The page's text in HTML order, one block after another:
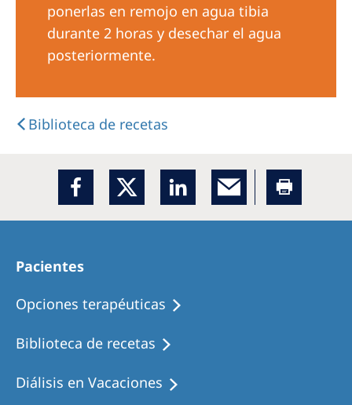
ponerlas en remojo en agua tibia
durante 2 horas y desechar el agua
posteriormente.
Biblioteca de recetas
Pacientes
Opciones terapéuticas
Biblioteca de recetas
Diálisis en Vacaciones